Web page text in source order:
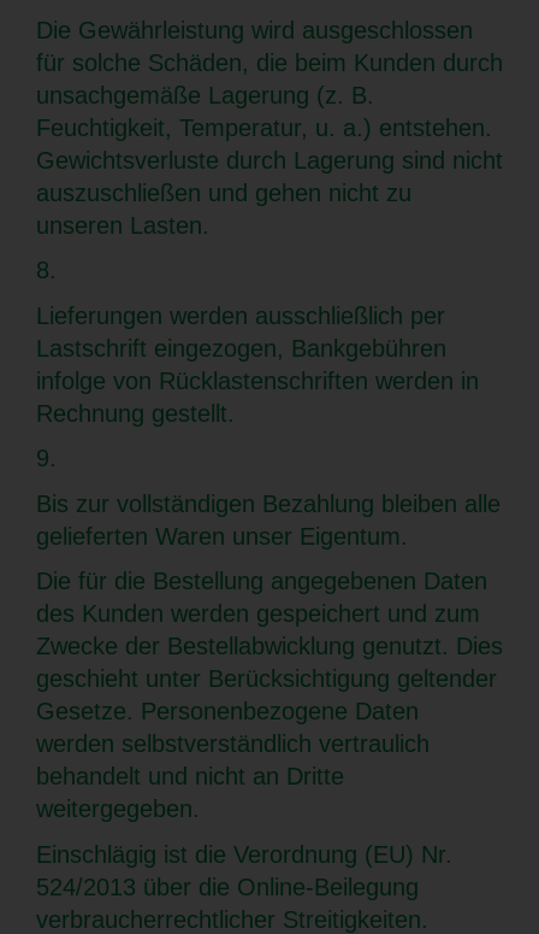
Die Gewährleistung wird ausgeschlossen
für solche Schäden, die beim Kunden durch
unsachgemäße Lagerung (z. B.
Feuchtigkeit, Temperatur, u. a.) entstehen.
Gewichtsverluste durch Lagerung sind nicht
auszuschließen und gehen nicht zu
unseren Lasten.
8.
Lieferungen werden ausschließlich per
Lastschrift eingezogen, Bankgebühren
infolge von Rücklastenschriften werden in
Rechnung gestellt.
9.
Bis zur vollständigen Bezahlung bleiben alle
gelieferten Waren unser Eigentum.
Die für die Bestellung angegebenen Daten
des Kunden werden gespeichert und zum
Zwecke der Bestellabwicklung genutzt. Dies
geschieht unter Berücksichtigung geltender
Gesetze. Personenbezogene Daten
werden selbstverständlich vertraulich
behandelt und nicht an Dritte
weitergegeben.
Einschlägig ist die Verordnung (EU) Nr.
524/2013 über die Online-Beilegung
verbraucherrechtlicher Streitigkeiten.